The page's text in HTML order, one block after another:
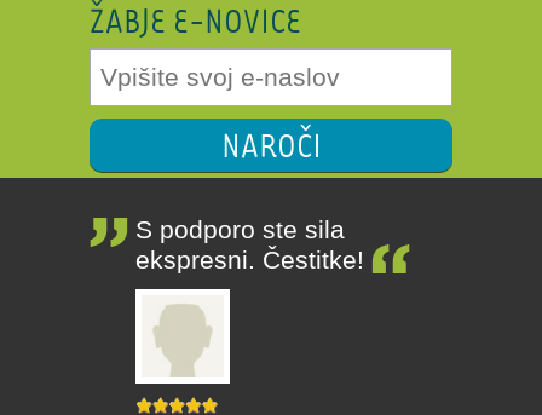
ŽABJE E-NOVICE
NAROČI
S podporo ste sila
ekspresni. Čestitke!